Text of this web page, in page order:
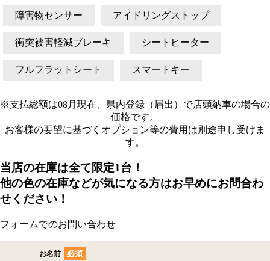
障害物センサー アイドリングストップ
衝突被害軽減ブレーキ シートヒーター
フルフラットシート スマートキー
※支払総額は08月現在、県内登録（届出）で店頭納車の場合の
価格です。
お客様の要望に基づくオプション等の費用は別途申し受けま
す。
当店の在庫は全て限定1台！
他の色の在庫などが気になる方はお早めにお問合わ
せください！
フォームでのお問い合わせ